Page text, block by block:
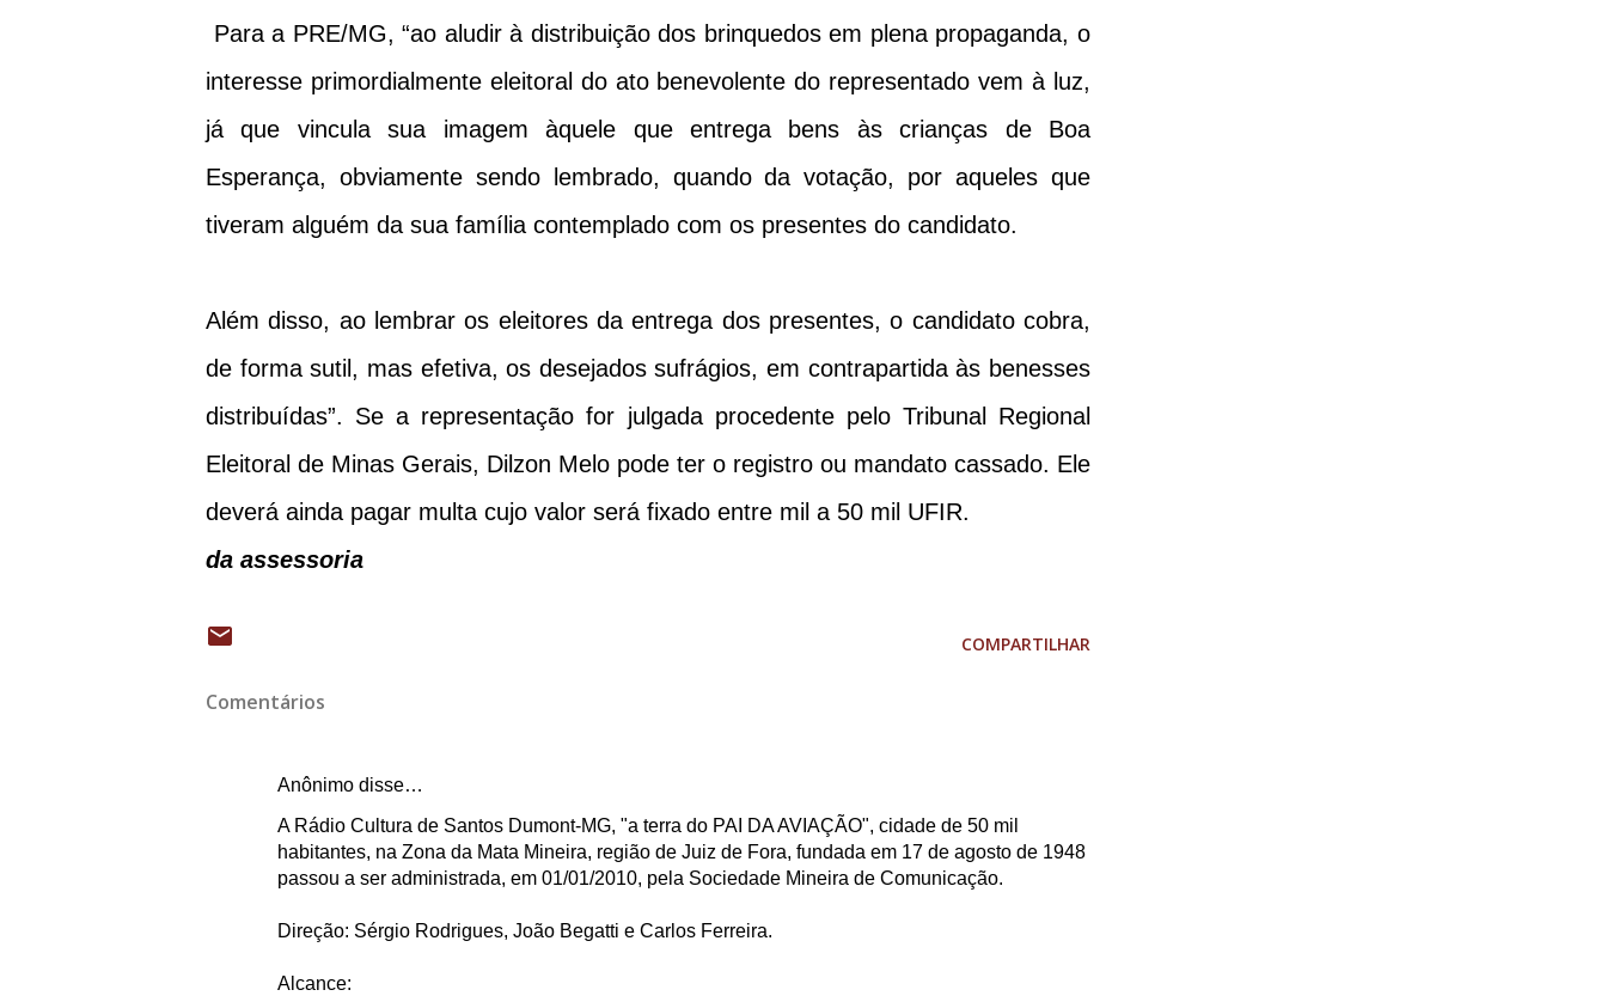
Para a PRE/MG, “ao aludir à distribuição dos brinquedos em plena propaganda, o
interesse primordialmente eleitoral do ato benevolente do representado vem à luz,
já que vincula sua imagem àquele que entrega bens às crianças de Boa
Esperança, obviamente sendo lembrado, quando da votação, por aqueles que
tiveram alguém da sua família contemplado com os presentes do candidato.
Além disso, ao lembrar os eleitores da entrega dos presentes, o candidato cobra,
de forma sutil, mas efetiva, os desejados sufrágios, em contrapartida às benesses
distribuídas”. Se a representação for julgada procedente pelo Tribunal Regional
Eleitoral de Minas Gerais, Dilzon Melo pode ter o registro ou mandato cassado. Ele
deverá ainda pagar multa cujo valor será fixado entre mil a 50 mil UFIR.
da assessoria
COMPARTILHAR
Comentários
Anônimo disse…
A Rádio Cultura de Santos Dumont-MG, "a terra do PAI DA AVIAÇÃO", cidade de 50 mil
habitantes, na Zona da Mata Mineira, região de Juiz de Fora, fundada em 17 de agosto de 1948
passou a ser administrada, em 01/01/2010, pela Sociedade Mineira de Comunicação.
Direção: Sérgio Rodrigues, João Begatti e Carlos Ferreira.
Alcance: